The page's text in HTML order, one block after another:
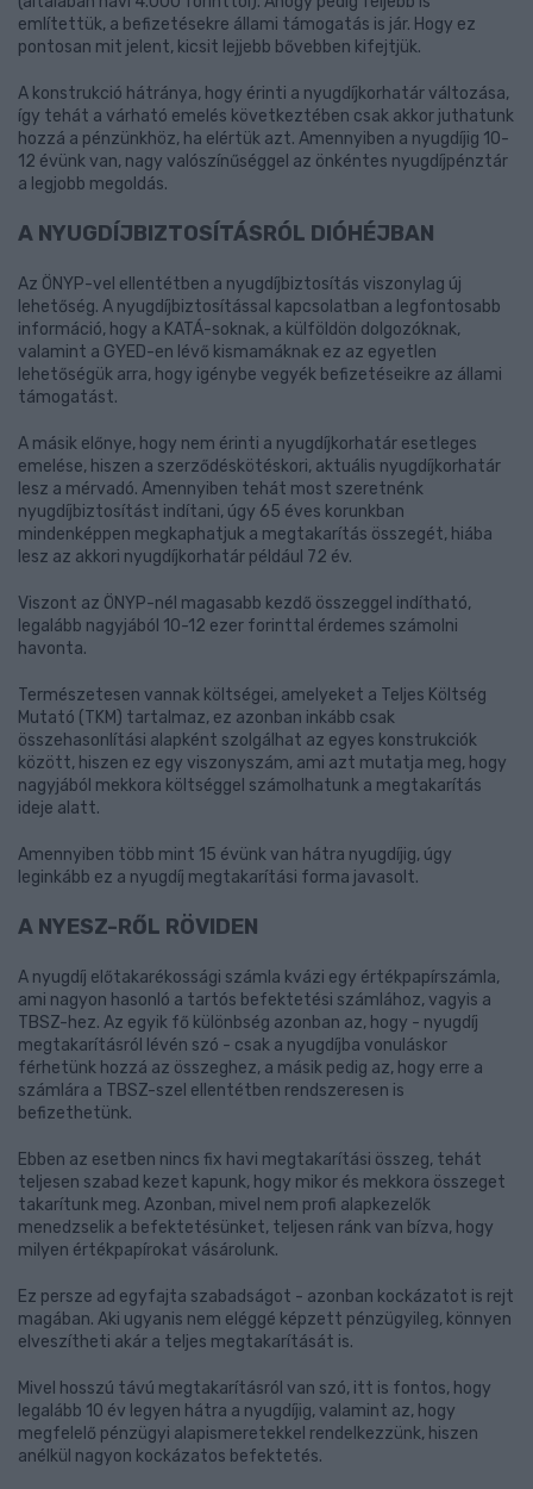
említettük, a befizetésekre állami támogatás is jár. Hogy ez
pontosan mit jelent, kicsit lejjebb bővebben kifejtjük.
A konstrukció hátránya, hogy érinti a nyugdíjkorhatár változása,
így tehát a várható emelés következtében csak akkor juthatunk
hozzá a pénzünkhöz, ha elértük azt. Amennyiben a nyugdíjig 10-
12 évünk van, nagy valószínűséggel az önkéntes nyugdíjpénztár
a legjobb megoldás.
A NYUGDÍJBIZTOSÍTÁSRÓL DIÓHÉJBAN
Az ÖNYP-vel ellentétben a nyugdíjbiztosítás viszonylag új
lehetőség. A nyugdíjbiztosítással kapcsolatban a legfontosabb
információ, hogy a KATÁ-soknak, a külföldön dolgozóknak,
valamint a GYED-en lévő kismamáknak ez az egyetlen
lehetőségük arra, hogy igénybe vegyék befizetéseikre az állami
támogatást.
A másik előnye, hogy nem érinti a nyugdíjkorhatár esetleges
emelése, hiszen a szerződéskötéskori, aktuális nyugdíjkorhatár
lesz a mérvadó. Amennyiben tehát most szeretnénk
nyugdíjbiztosítást indítani, úgy 65 éves korunkban
mindenképpen megkaphatjuk a megtakarítás összegét, hiába
lesz az akkori nyugdíjkorhatár például 72 év.
Viszont az ÖNYP-nél magasabb kezdő összeggel indítható,
legalább nagyjából 10-12 ezer forinttal érdemes számolni
havonta.
Természetesen vannak költségei, amelyeket a Teljes Költség
Mutató (TKM) tartalmaz, ez azonban inkább csak
összehasonlítási alapként szolgálhat az egyes konstrukciók
között, hiszen ez egy viszonyszám, ami azt mutatja meg, hogy
nagyjából mekkora költséggel számolhatunk a megtakarítás
ideje alatt.
Amennyiben több mint 15 évünk van hátra nyugdíjig, úgy
leginkább ez a nyugdíj megtakarítási forma javasolt.
A NYESZ-RŐL RÖVIDEN
A nyugdíj előtakarékossági számla kvázi egy értékpapírszámla,
ami nagyon hasonló a tartós befektetési számlához, vagyis a
TBSZ-hez. Az egyik fő különbség azonban az, hogy - nyugdíj
megtakarításról lévén szó - csak a nyugdíjba vonuláskor
férhetünk hozzá az összeghez, a másik pedig az, hogy erre a
számlára a TBSZ-szel ellentétben rendszeresen is
befizethetünk.
Ebben az esetben nincs fix havi megtakarítási összeg, tehát
teljesen szabad kezet kapunk, hogy mikor és mekkora összeget
takarítunk meg. Azonban, mivel nem profi alapkezelők
menedzselik a befektetésünket, teljesen ránk van bízva, hogy
milyen értékpapírokat vásárolunk.
Ez persze ad egyfajta szabadságot - azonban kockázatot is rejt
magában. Aki ugyanis nem eléggé képzett pénzügyileg, könnyen
elveszítheti akár a teljes megtakarítását is.
Mivel hosszú távú megtakarításról van szó, itt is fontos, hogy
legalább 10 év legyen hátra a nyugdíjig, valamint az, hogy
megfelelő pénzügyi alapismeretekkel rendelkezzünk, hiszen
anélkül nagyon kockázatos befektetés.